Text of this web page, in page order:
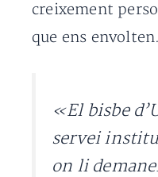
creixement
que ens envolten.
«El bisbe
servei
on li